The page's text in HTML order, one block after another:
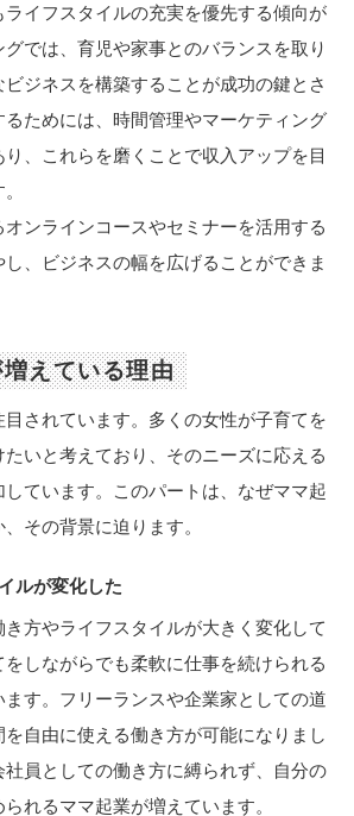
ライフスタイルの充実を優先する傾向が
では、育児や家事とのバランスを取り
ジネスを構築することが成功の鍵とさ
ためには、時間管理やマーケティング
、これらを磨くことで収入アップを目
ンラインコースやセミナーを活用する
、ビジネスの幅を広げることができま
えている理由
されています。多くの女性が子育てを
たいと考えており、そのニーズに応える
ています。このパートは、なぜママ起
その背景に迫ります。
ルが変化した
方やライフスタイルが大きく変化して
しながらでも柔軟に仕事を続けられる
す。フリーランスや企業家としての道
自由に使える働き方が可能になりまし
員としての働き方に縛られず、自分の
れるママ起業が増えています。